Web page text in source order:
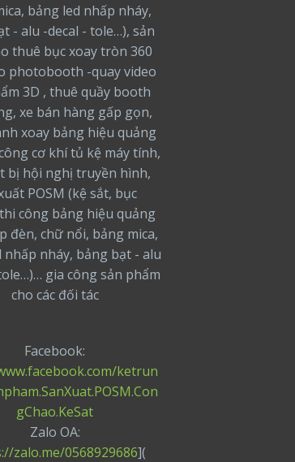
bảng led nhấp nháy,
- alu -decal - tole…), sản
thuê bục xoay tròn 360
photobooth -quay video
3D , thuê quầy booth
xe bán hàng gấp gọn,
xoay bảng hiệu quảng
cơ khí tủ kệ máy tính,
bị hội nghị truyền hình,
POSM (kệ sắt, bục
công bảng hiệu quảng
đèn, chữ nổi, bảng mica,
nhấp nháy, bảng bạt - alu
gia công sản phẩm
cho các đối tác
Facebook:
ketrun
gChao.KeSat
Zalo OA:
zalo.me/0568929686](